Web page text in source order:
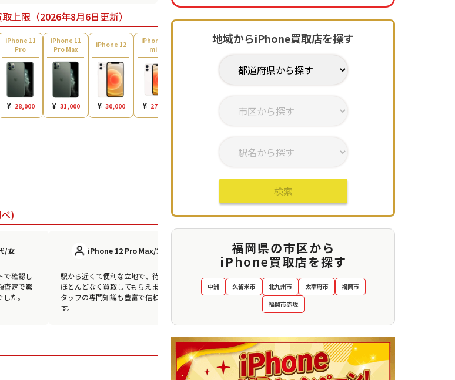
¥5,500
¥23,000
¥25,500
¥13,500
¥5,000
¥7,000
¥19,000
¥20,000
¥22,000
¥13,000
¥5,000
上限（2026年8月6日更新）
iPhone 11
Pro
¥ 28,000
iPhone 11
Pro Max
¥ 31,000
iPhone 12
¥ 30,000
iPhone 12
mini
¥ 27,000
iPhone 12
iPhone 12
iPhone 13
iPhone 13
44,000
)
/女
で確認し
査定で驚
た。
iPhone 12 Pro Max/30代/男
駅から近くて便利な立地で、待ち時間も
ほとんどなく買取してもらえました。ス
タッフの専門知識も豊富で信頼できま
す。
地域からiPhone買取店を探す
検索
福岡県の市区から
iPhone買取店を探す
中洲 久留米市 北九州市 太宰府市
福岡市
福岡市赤坂